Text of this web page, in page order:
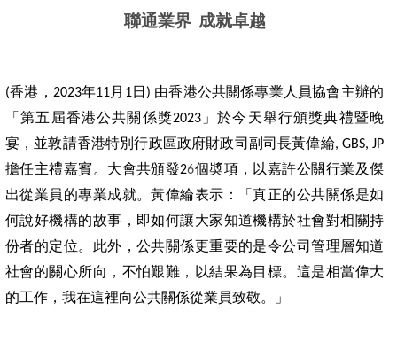
聯通業界 成就卓越
(香港，2023年11月1日) 由香港公共關係專業人員協會主辦的
「第五屆香港公共關係獎2023」於今天舉行頒獎典禮暨晚
宴，並敦請香港特別行政區政府財政司副司長黃偉綸, GBS, JP
擔任主禮嘉賓。大會共頒發26個奬項，以嘉許公關行業及傑
出從業員的專業成就。黃偉綸表示：「真正的公共關係是如
何說好機構的故事，即如何讓大家知道機構於社會對相關持
份者的定位。此外，公共關係更重要的是令公司管理層知道
社會的關心所向，不怕艱難，以結果為目標。這是相當偉大
的工作，我在這裡向公共關係從業員致敬。」